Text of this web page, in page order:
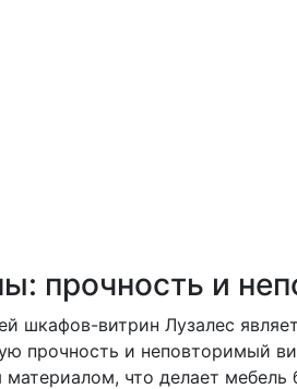
прочность и
шкафов-витрин Лузалес
прочность и неповторимый
что делает мебель